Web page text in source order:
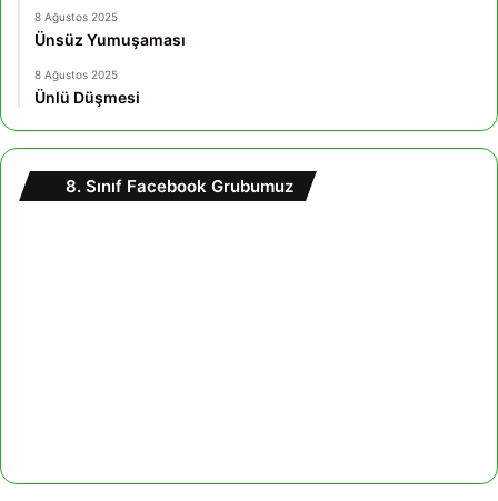
8 Ağustos 2025
Ünsüz Yumuşaması
8 Ağustos 2025
Ünlü Düşmesi
8. Sınıf Facebook Grubumuz